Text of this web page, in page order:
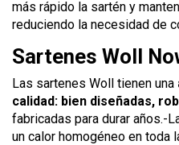
más rápido la sartén y
reduciendo la necesidad de
Sartenes Woll
Las sartenes Woll tienen una
calidad: bien diseñadas,
fabricadas para durar años.-
un calor homogéneo en toda